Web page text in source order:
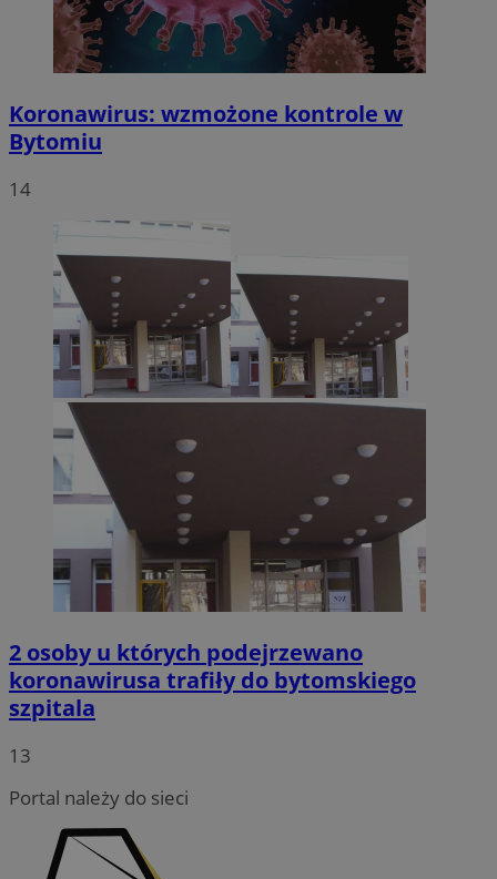
Koronawirus: wzmożone kontrole w
Bytomiu
14
2 osoby u których podejrzewano
koronawirusa trafiły do bytomskiego
szpitala
13
Portal należy do sieci